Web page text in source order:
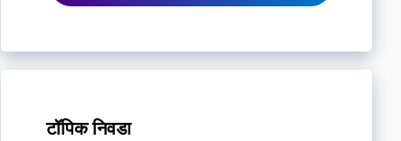
टॉपिक निवडा